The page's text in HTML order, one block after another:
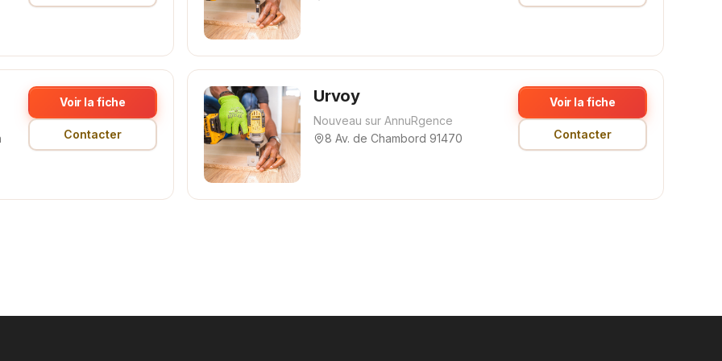
Voir la fiche
Contacter
Urvoy
Nouveau sur AnnuRgence
8 Av. de Chambord 91470
Voir la fiche
Contacter